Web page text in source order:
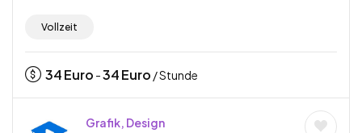
Vollzeit
34Euro -34Euro / Stunde
Grafik, Design